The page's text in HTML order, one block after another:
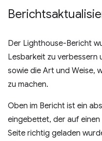
Der Lighthouse-Bericht
Lesbarkeit zu verbessern
sowie die Art und Weise,
zu machen.
Oben im Bericht ist ein
eingebettet, der auf
Seite richtig geladen